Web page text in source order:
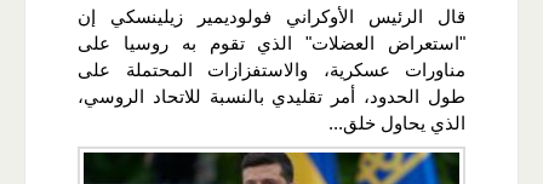
قال الرئيس الأوكراني فولوديمير زيلينسكي إن
"استعراض العضلات" الذي تقوم به روسيا على
مناورات عسكرية، والاستفزازات المحتملة على
طول الحدود، أمر تقليدي بالنسبة للاتحاد الروسي،
الذي يحاول خلق...